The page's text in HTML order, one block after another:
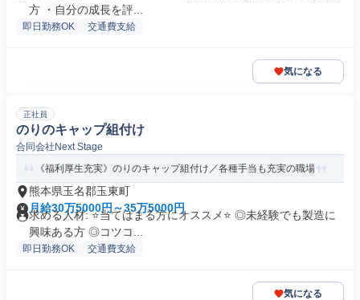
方 ・自分の成長を評...
即日勤務OK 交通費支給
気になる
正社員
のりのキャップ組付け
合同会社Next Stage
《福利厚生充実》のりのキャップ組付け／各種手当も充実の職場
熊本県玉名郡玉東町
月給30万5000円～35万5000円
求める人材: ⭐️当てはまる方にオススメ⭐️ ◎未経験でも製造に
興味ある方 ◎コツコ...
即日勤務OK 交通費支給
気になる